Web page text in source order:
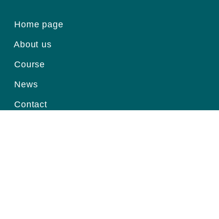
Home page
About us
Course
News
Contact